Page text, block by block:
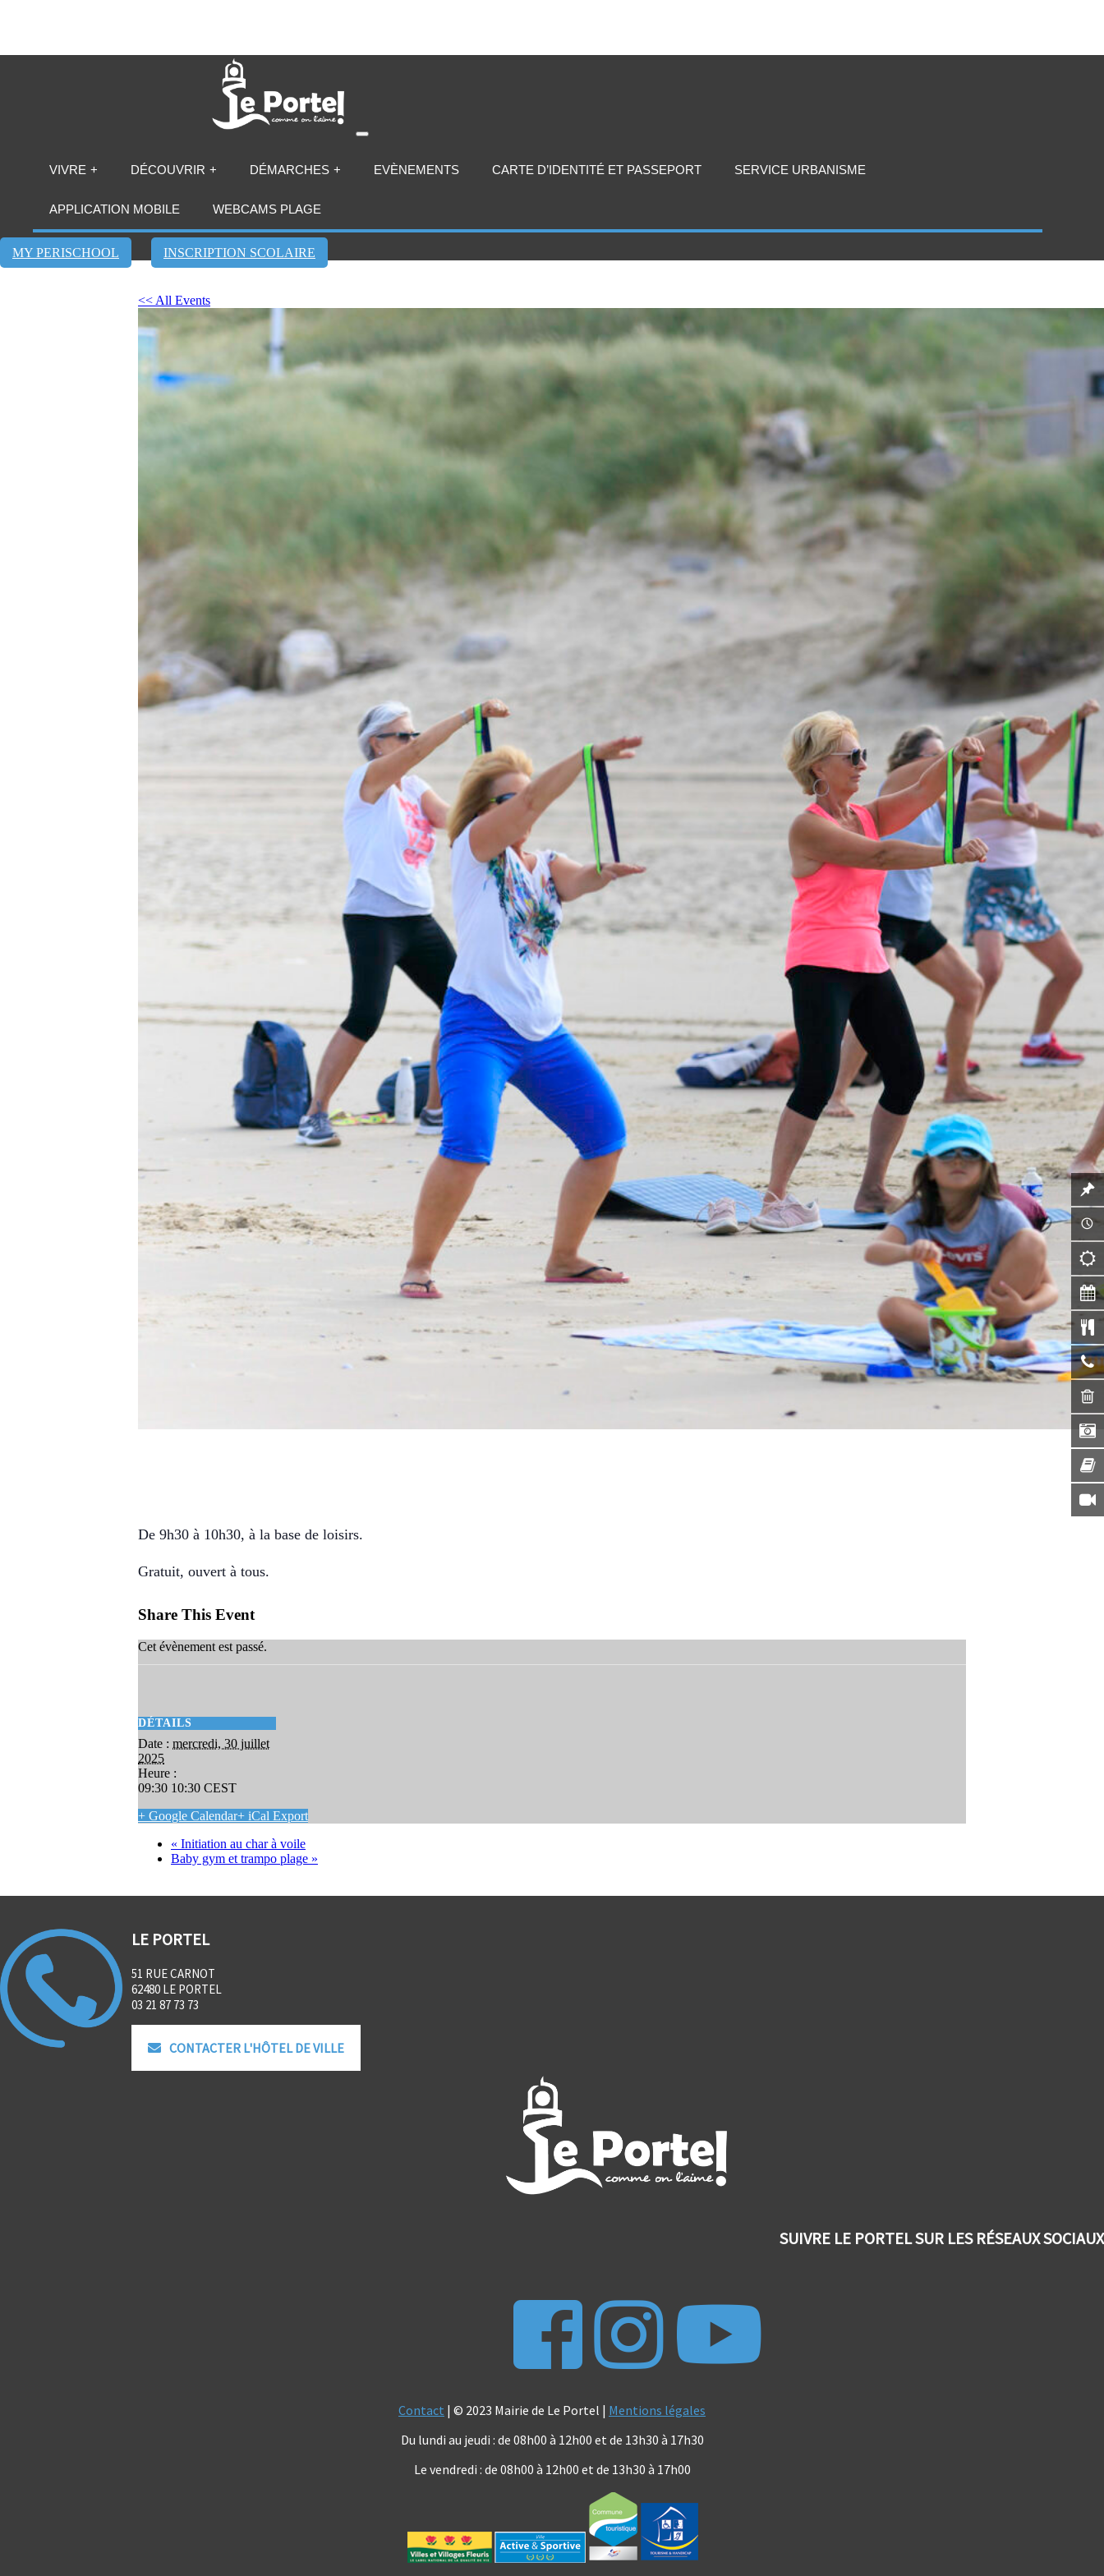
VIVRE DÉCOUVRIR DÉMARCHES EVÈNEMENTS CARTE D’IDENTITÉ ET PASSEPORT SERVICE URBANISME
APPLICATION MOBILE WEBCAMS PLAGE
MY PERISCHOOL INSCRIPTION SCOLAIRE
<< All Events
De 9h30 à 10h30, à la base de loisirs.
Gratuit, ouvert à tous.
Share This Event
Cet évènement est passé.
DÉTAILS
Date : mercredi, 30 juillet
2025
Heure :
09:30 10:30 CEST
+ Google Calendar+ iCal Export
« Initiation au char à voile
Baby gym et trampo plage »
LE PORTEL
51 RUE CARNOT
62480 LE PORTEL
03 21 87 73 73
CONTACTER L'HÔTEL DE VILLE
SUIVRE LE PORTEL SUR LES RÉSEAUX SOCIAUX
Contact | © 2023 Mairie de Le Portel | Mentions légales
Du lundi au jeudi : de 08h00 à 12h00 et de 13h30 à 17h30
Le vendredi : de 08h00 à 12h00 et de 13h30 à 17h00